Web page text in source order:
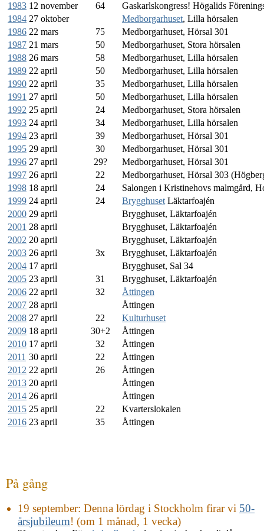
1983 12 november 64
Gaskarlskongress! Högalids
1984 27 oktober Medborgarhuset, Lilla hörsalen
1986 22 mars 75
Medborgarhuset, Hörsal 301
1987 21 mars 50
Medborgarhuset, Stora hörsalen
1988 26 mars 58
Medborgarhuset, Lilla hörsalen
1989 22 april 50
Medborgarhuset, Lilla hörsalen
1990 22 april 35
Medborgarhuset, Lilla hörsalen
1991 27 april 50
Medborgarhuset, Lilla hörsalen
1992 25 april 24
Medborgarhuset, Stora hörsalen
1993 24 april 34
Medborgarhuset, Lilla hörsalen
1994 23 april 39
Medborgarhuset, Hörsal 301
1995 29 april 30
Medborgarhuset, Hörsal 301
1996 27 april 29?
Medborgarhuset, Hörsal 301
1997 26 april 22
Medborgarhuset, Hörsal 303
1998 18 april 24
Salongen i Kristinehovs malmgård,
1999 24 april 24 Brygghuset Läktarfoajén
2000 29 april
Brygghuset, Läktarfoajén
2001 28 april
Brygghuset, Läktarfoajén
2002 20 april
Brygghuset, Läktarfoajén
2003 26 april 3x
Brygghuset, Läktarfoajén
2004 17 april
Brygghuset, Sal 34
2005 23 april 31
Brygghuset, Läktarfoajén
2006 22 april 32
Åttingen
2007 28 april
Åttingen
2008 27 april 22
Kulturhuset
2009 18 april 30+2
Åttingen
2010 17 april 32
Åttingen
2011 30 april 22
Åttingen
2012 22 april 26
Åttingen
2013 20 april
Åttingen
2014 26 april
Åttingen
2015 25 april 22
Kvarterslokalen
2016 23 april 35 Åttingen
På gång
19 september: Denna lördag i Stockholm firar vi 50-
årsjubileum! (om 1 månad, 1 vecka)